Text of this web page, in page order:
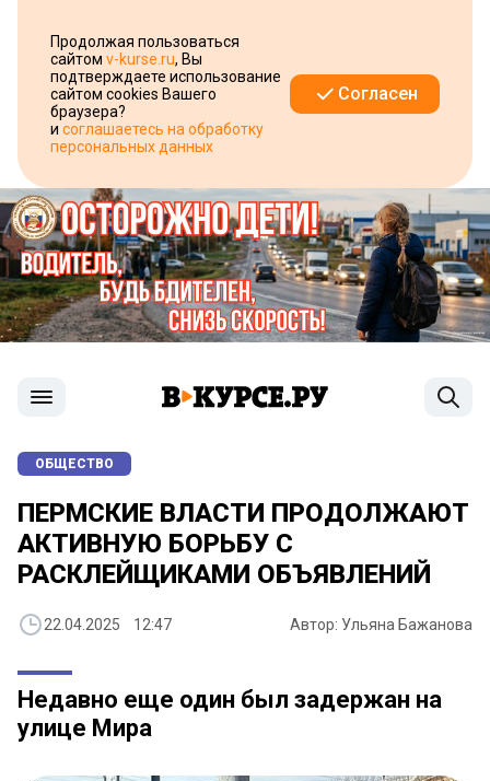
Продолжая пользоваться
сайтом v-kurse.ru, Вы
подтверждаете использование
сайтом cookies Вашего
браузера?
и соглашаетесь на обработку
персональных данных
Согласен
ОБЩЕСТВО
ПЕРМСКИЕ ВЛАСТИ ПРОДОЛЖАЮТ
АКТИВНУЮ БОРЬБУ С
РАСКЛЕЙЩИКАМИ ОБЪЯВЛЕНИЙ
22.04.2025 12:47 Автор: Ульяна Бажанова
Недавно еще один был задержан на
улице Мира